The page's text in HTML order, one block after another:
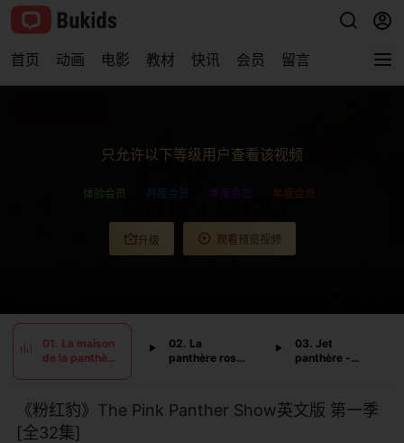
首页 动画 电影 教材 快讯 会员 留言
只允许以下等级用户查看该视频
体验会员 月度会员 季度会员 年度会员
升级 观看预览视频
01. La maison
de la panthère
panthère et le
moustique
02. La
panthère rose
la panthère au
club de
03. Jet
panthère -
paris - des
patins
《粉红豹》The Pink Panther Show英文版 第一季
[全32集]